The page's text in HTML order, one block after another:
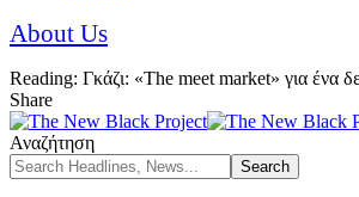
About Us
Reading: Γκάζι: «The meet market» για ένα
Share
Αναζήτηση